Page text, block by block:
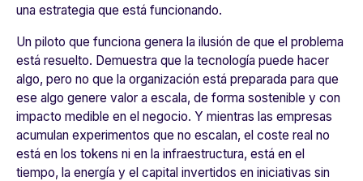
una estrategia que está funcionando.
Un piloto que funciona genera la ilusión de que el problema
está resuelto. Demuestra que la tecnología puede hacer
algo, pero no que la organización está preparada para que
ese algo genere valor a escala, de forma sostenible y con
impacto medible en el negocio. Y mientras las empresas
acumulan experimentos que no escalan, el coste real no
está en los tokens ni en la infraestructura, está en el
tiempo, la energía y el capital invertidos en iniciativas sin